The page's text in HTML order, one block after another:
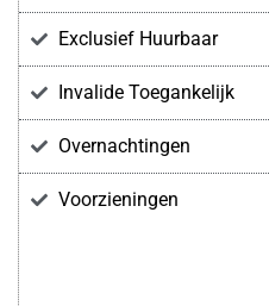
Exclusief Huurbaar
Invalide Toegankelijk
Overnachtingen
Voorzieningen